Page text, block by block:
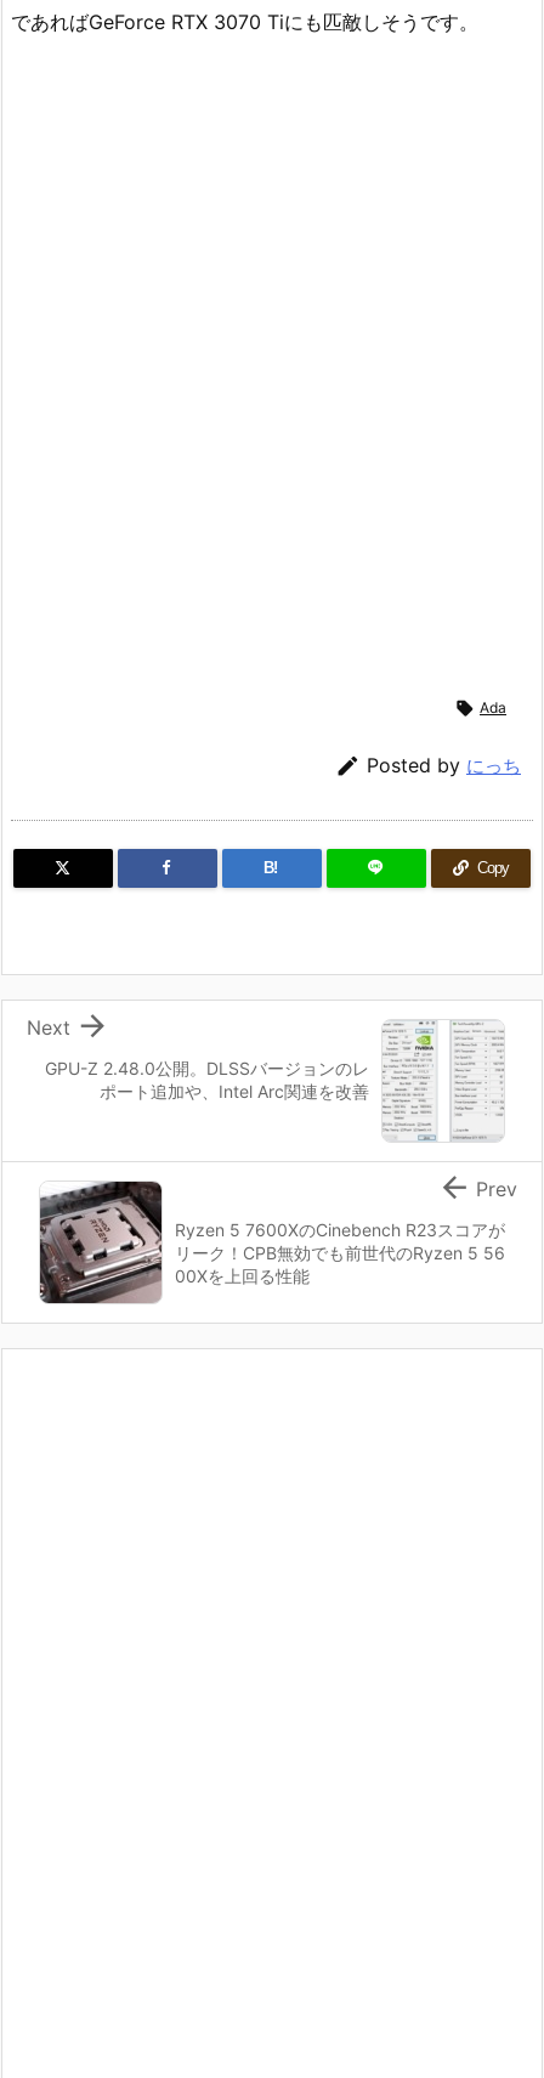
であればGeForce RTX 3070 Tiにも匹敵しそうです。
 Ada
 Posted by にっち
B! Copy
GPU-Z 2.48.0公開。DLSSバージョンのレ
ポート追加や、Intel Arc関連を改善

Next
Ryzen 5 7600XのCinebench R23スコアが
リーク！CPB無効でも前世代のRyzen 5 56
00Xを上回る性能
 Prev